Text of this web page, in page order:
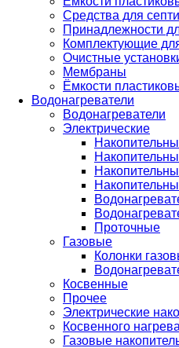
Средства для
Принадлежности
Комплектующие
Очистные
Мембраны
Ёмкости
Водонагреватели
Водонагреватели
Электрические
Проточные
Газовые
Колонки
Косвенные
Прочее
Электрические
Косвенного нагрева
Газовые